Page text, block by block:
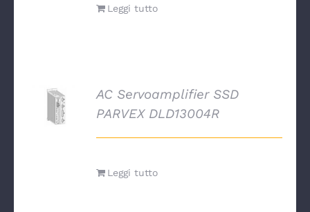
Leggi tutto
DETTAGLI
AC Servoamplifier SSD
PARVEX DLD13004R
Leggi tutto